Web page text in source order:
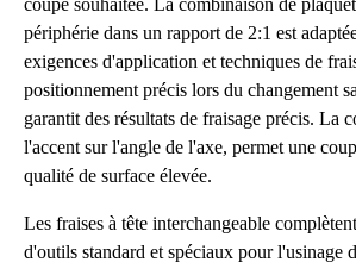
coupe souhaitée. La combinaison de
périphérie dans un rapport de 2:1 est
exigences d'application et techniques de
positionnement précis lors du changement
garantit des résultats de fraisage précis. La
l'accent sur l'angle de l'axe, permet une
qualité de surface élevée.
Les fraises à tête interchangeable
d'outils standard et spéciaux pour l'usinage